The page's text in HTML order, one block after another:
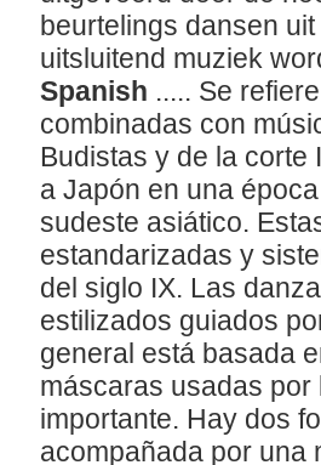
beurtelings dansen
uitsluitend muziek
Spanish ..... Se
combinadas con
Budistas y de la
a Japón en una
sudeste asiático.
estandarizadas y
del siglo IX. Las
estilizados guiados
general está basada
máscaras usadas
importante. Hay dos
acompañada por una